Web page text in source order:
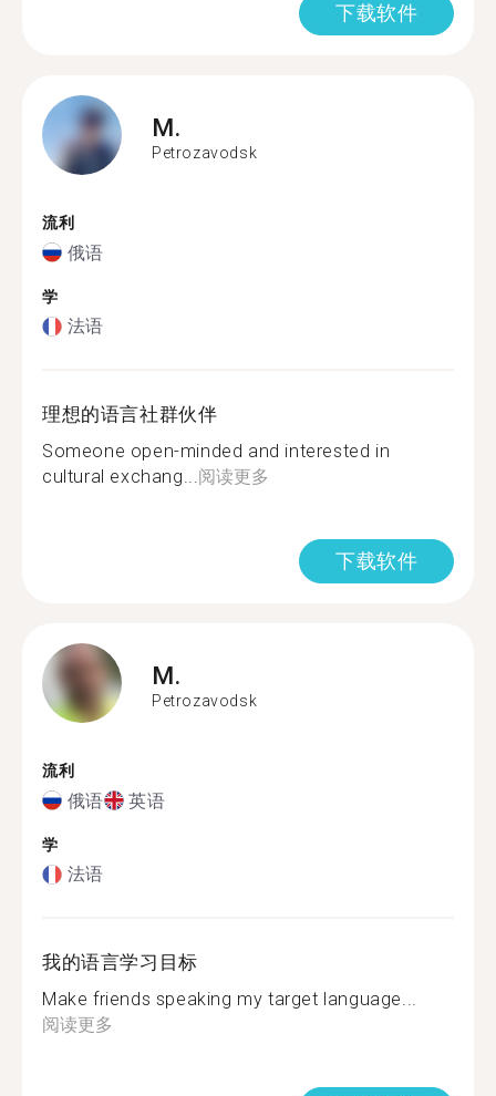
下载软件
M.
Petrozavodsk
流利
俄语
学
法语
理想的语言社群伙伴
Someone open-minded and interested in
cultural exchang...阅读更多
下载软件
M.
Petrozavodsk
流利
俄语 英语
学
法语
我的语言学习目标
Make friends speaking my target language...
阅读更多